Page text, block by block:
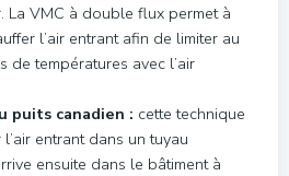
La VMC à double flux permet à
l’air entrant afin de limiter au
de températures avec l’air
puits canadien : cette technique
entrant dans un tuyau
ensuite dans le bâtiment à